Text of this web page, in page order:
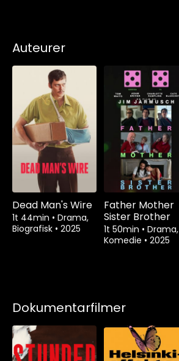
Auteurer
Dead Man's Wire
1t 44min • Drama,
Biografisk • 2025
Father Mother
Sister Brother
1t 50min • Drama,
Komedie • 2025
Dokumentarfilmer